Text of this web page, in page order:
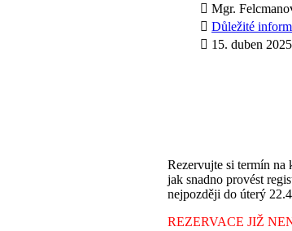
Mgr.
Důležité
15. duben 2025
Rezervujte si termín na
jak snadno provést
nejpozději do úterý
REZERVACE JIŽ